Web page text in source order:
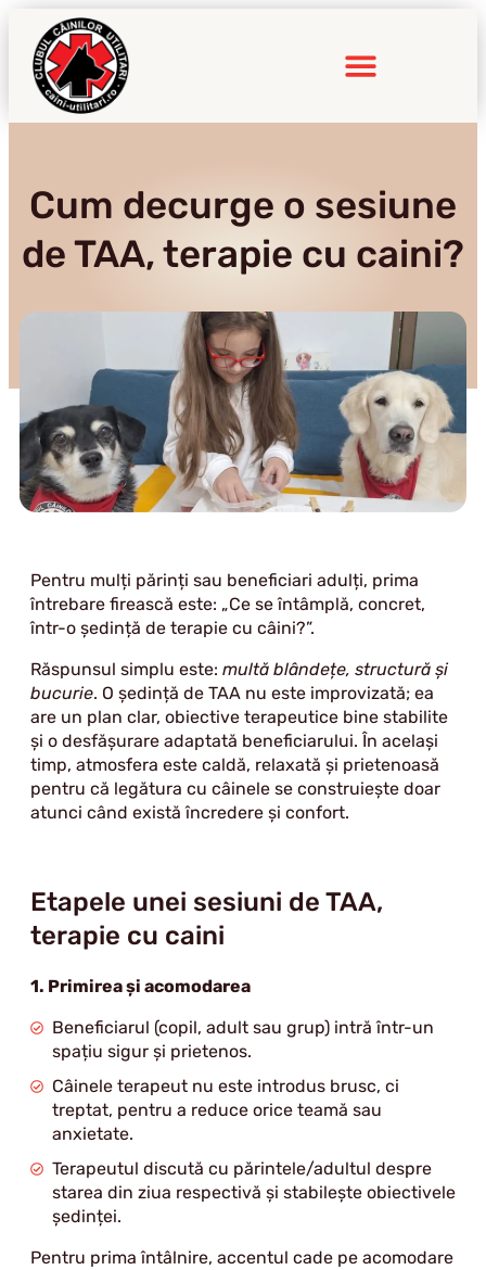
Cum decurge o sesiune
de TAA, terapie cu caini?
Pentru mulți părinți sau beneficiari adulți, prima
întrebare firească este: „Ce se întâmplă, concret,
într-o ședință de terapie cu câini?”.
Răspunsul simplu este: multă blândețe, structură și
bucurie. O ședință de TAA nu este improvizată; ea
are un plan clar, obiective terapeutice bine stabilite
și o desfășurare adaptată beneficiarului. În același
timp, atmosfera este caldă, relaxată și prietenoasă
pentru că legătura cu câinele se construiește doar
atunci când există încredere și confort.
Etapele unei sesiuni de TAA,
terapie cu caini
1. Primirea și acomodarea
Beneficiarul (copil, adult sau grup) intră într-un
spațiu sigur și prietenos.
Câinele terapeut nu este introdus brusc, ci
treptat, pentru a reduce orice teamă sau
anxietate.
Terapeutul discută cu părintele/adultul despre
starea din ziua respectivă și stabilește obiectivele
ședinței.
Pentru prima întâlnire, accentul cade pe acomodare